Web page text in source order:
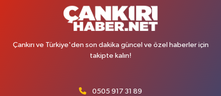
Çankırı ve Türkiye'den son dakika güncel ve özel haberler için
takipte kalın!
0505 917 31 89